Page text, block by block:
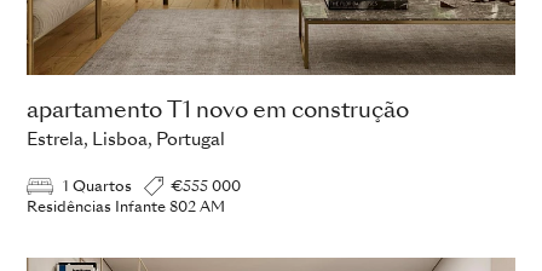
apartamento T1 novo em construção
Estrela, Lisboa, Portugal
1 Quartos
€555 000
Residências Infante 802 AM